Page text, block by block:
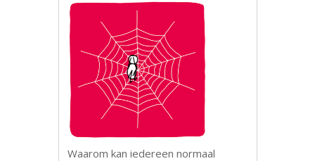
Waarom kan iedereen normaal